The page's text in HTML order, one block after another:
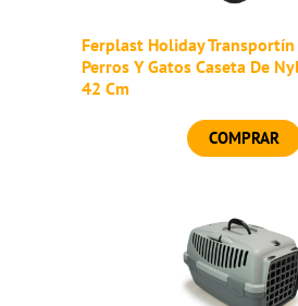
Ferplast Holiday Transportín
Perros Y Gatos Caseta De
42 Cm
COMPRAR